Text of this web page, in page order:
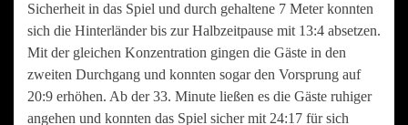
Sicherheit in das Spiel und durch gehaltene 7 Meter konnten
sich die Hinterländer bis zur Halbzeitpause mit 13:4 absetzen.
Mit der gleichen Konzentration gingen die Gäste in den
zweiten Durchgang und konnten sogar den Vorsprung auf
20:9 erhöhen. Ab der 33. Minute ließen es die Gäste ruhiger
angehen und konnten das Spiel sicher mit 24:17 für sich